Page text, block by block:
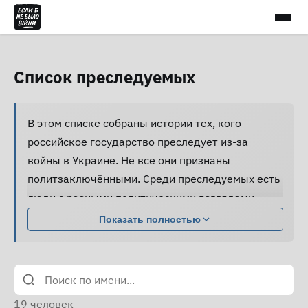
Список преследуемых
В этом списке собраны истории тех, кого
российское государство преследует из-за
войны в Украине. Не все они признаны
политзаключёнными. Среди преследуемых есть
люди с разными политическими взглядами,
совершившие разные поступки.
жестокому обращению и пыткам, принуждаются
к признанию вины и не получают нормальной
юридической помощи, а правозащитники не
Показать полностью
19 человек